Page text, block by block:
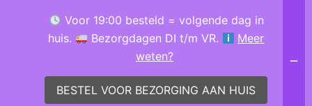
Voor 19:00 besteld = volgende dag in
huis.
Bezorgdagen DI t/m VR.
Meer
weten?
BESTEL VOOR BEZORGING AAN HUIS